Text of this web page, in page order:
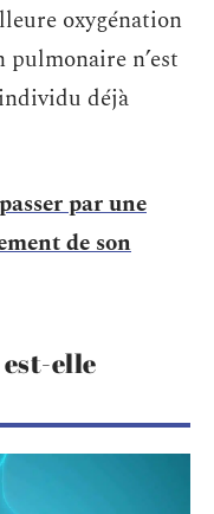
oxygénation
n’est
déjà
par une
de son
elle